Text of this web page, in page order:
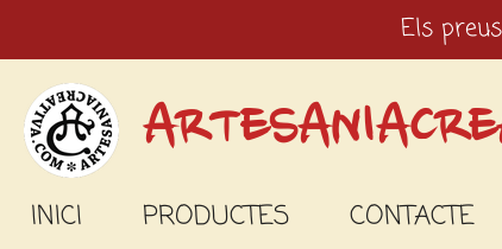
al
contenido
principal
Els
INICI PRODUCTES CONTACTE